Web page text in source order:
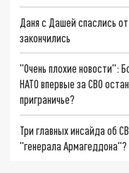
Даня с Дашей спаслись
закончились
"Очень плохие новости":
НАТО впервые за СВО
приграничье?
Три главных инсайда об
"генерала